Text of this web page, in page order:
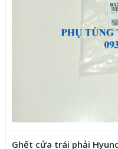
Ghết cửa trái phải